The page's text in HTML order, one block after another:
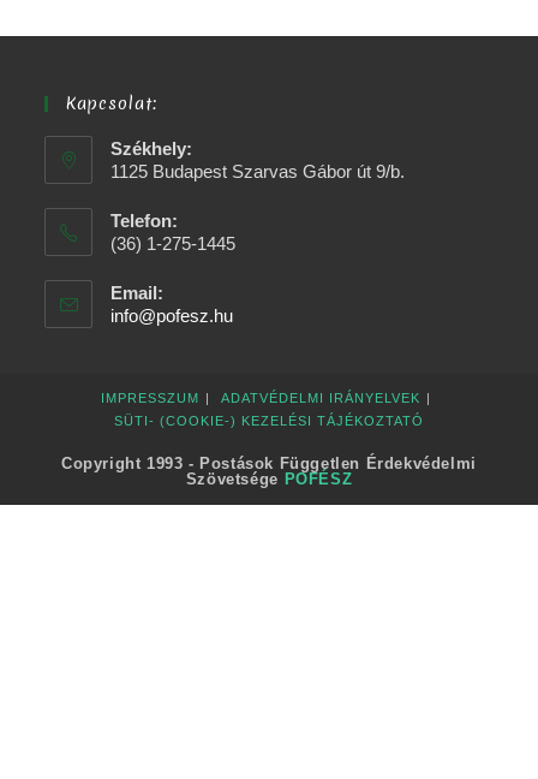
Kapcsolat:
Székhely:
1125 Budapest Szarvas Gábor út 9/b.
Telefon:
(36) 1-275-1445
Email:
info@pofesz.hu
IMPRESSZUM
ADATVÉDELMI IRÁNYELVEK
SÜTI- (COOKIE-) KEZELÉSI TÁJÉKOZTATÓ
Copyright 1993 - Postások Független Érdekvédelmi
Szövetsége POFÉSZ